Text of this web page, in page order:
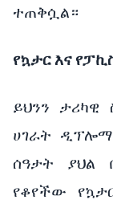
ተጠቅሷል።
የኳታር እና
ይህንን
ሀገራት
ሰዓታት ያህል
የቆየችው